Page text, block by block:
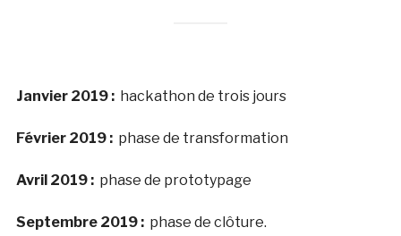
Janvier 2019 :hackathon de trois jours
Février 2019 :phase de transformation
Avril 2019 :phase de prototypage
Septembre 2019 :phase de clôture.